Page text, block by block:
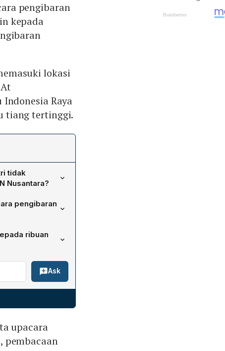
pengibaran
kepada
lokasi
Raya
tiang tertinggi.
tidak
Nusantara?
dalam
Jakarta pada
internal partai
pengarahan
pengibaran
teks
Adhi Dharmo
ribuan
proses
Pancasila,
keberanian
Ask
upacara
pembacaan